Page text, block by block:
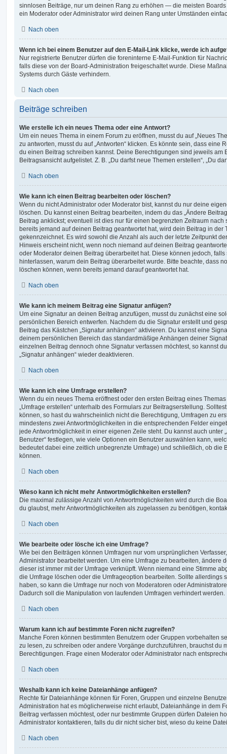
sinnlosen Beiträge, nur um deinen Rang zu erhöhen — die meisten
ein Moderator oder Administrator wird deinen Rang unter Umständen
Nach oben
Wenn ich bei einem Benutzer auf den E-Mail-Link klicke, werde ich
Nur registrierte Benutzer dürfen die foreninterne E-Mail-Funktion für
falls diese von der Board-Administration freigeschaltet wurde. Diese
Systems durch Gäste verhindern.
Nach oben
Beiträge schreiben
Wie erstelle ich ein neues Thema oder eine Antwort?
Um ein neues Thema in einem Forum zu eröffnen, musst du auf „Neues
zu antworten, musst du auf „Antworten“ klicken. Es könnte sein, dass eine
du einen Beitrag schreiben kannst. Deine Berechtigungen sind jeweils am
Beitragsansicht aufgelistet. Z. B. „Du darfst neue Themen erstellen“, „Du
Nach oben
Wie kann ich einen Beitrag bearbeiten oder löschen?
Wenn du nicht Administrator oder Moderator bist, kannst du nur deine
löschen. Du kannst einen Beitrag bearbeiten, indem du das „Ändere
Beitrag anklickst; eventuell ist dies nur für einen begrenzten Zeitraum
bereits jemand auf deinen Beitrag geantwortet hat, wird dein Beitrag in der
gekennzeichnet. Es wird sowohl die Anzahl als auch der letzte Zeitpunkt
Hinweis erscheint nicht, wenn noch niemand auf deinen Beitrag
oder Moderator deinen Beitrag überarbeitet hat. Diese können jedoch,
hinterlassen, warum dein Beitrag überarbeitet wurde. Bitte beachte, dass
löschen können, wenn bereits jemand darauf geantwortet hat.
Nach oben
Wie kann ich meinem Beitrag eine Signatur anfügen?
Um eine Signatur an deinen Beitrag anzufügen, musst du zunächst eine
persönlichen Bereich entwerfen. Nachdem du die Signatur erstellt und
Beitrag das Kästchen „Signatur anhängen“ aktivieren. Du kannst eine
deinem persönlichen Bereich das standardmäßige Anhängen deiner
einzelnen Beitrag dennoch ohne Signatur verfassen möchtest, so kannst
„Signatur anhängen“ wieder deaktivieren.
Nach oben
Wie kann ich eine Umfrage erstellen?
Wenn du ein neues Thema eröffnest oder den ersten Beitrag eines
„Umfrage erstellen“ unterhalb des Formulars zur Beitragserstellung.
können, so hast du wahrscheinlich nicht die Berechtigung, Umfragen zu
mindestens zwei Antwortmöglichkeiten in die entsprechenden Felder
jede Antwortmöglichkeit in einer eigenen Zeile steht. Du kannst auch unter
Benutzer“ festlegen, wie viele Optionen ein Benutzer auswählen kann,
bedeutet dabei eine zeitlich unbegrenzte Umfrage) und schließlich, ob die
können.
Nach oben
Wieso kann ich nicht mehr Antwortmöglichkeiten erstellen?
Die maximal zulässige Anzahl von Antwortmöglichkeiten wird durch die
du glaubst, mehr Antwortmöglichkeiten als zugelassen zu benötigen,
Nach oben
Wie bearbeite oder lösche ich eine Umfrage?
Wie bei den Beiträgen können Umfragen nur vom ursprünglichen
Administrator bearbeitet werden. Um eine Umfrage zu bearbeiten, ändere
dieser ist immer mit der Umfrage verknüpft. Wenn niemand eine Stimme
die Umfrage löschen oder die Umfrageoption bearbeiten. Sollte allerdings
haben, so kann die Umfrage nur noch von Moderatoren oder
Dadurch soll die Manipulation von laufenden Umfragen verhindert werden.
Nach oben
Warum kann ich auf bestimmte Foren nicht zugreifen?
Manche Foren können bestimmten Benutzern oder Gruppen vorbehalten
zu lesen, zu schreiben oder andere Vorgänge durchzuführen, brauchst du
Berechtigungen. Frage einen Moderator oder Administrator nach
Nach oben
Weshalb kann ich keine Dateianhänge anfügen?
Rechte für Dateianhänge können für Foren, Gruppen und einzelne
Administration hat es möglicherweise nicht erlaubt, Dateianhänge in dem
Beitrag verfassen möchtest, oder nur bestimmte Gruppen dürfen Dateien
Administrator kontaktieren, falls du dir nicht sicher bist, wieso du keine
Nach oben